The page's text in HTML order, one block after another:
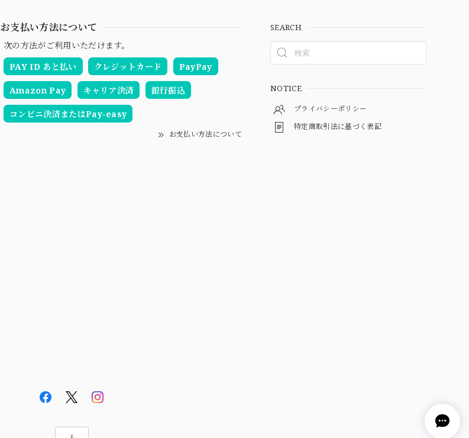
お支払い方法について
次の方法がご利用いただけます。
PAY ID あと払い
クレジットカード PayPay
Amazon Pay キャリア決済 銀行振込
コンビニ決済またはPay-easy
お支払い方法について
SEARCH
NOTICE
プライバシーポリシー
特定商取引法に基づく表記